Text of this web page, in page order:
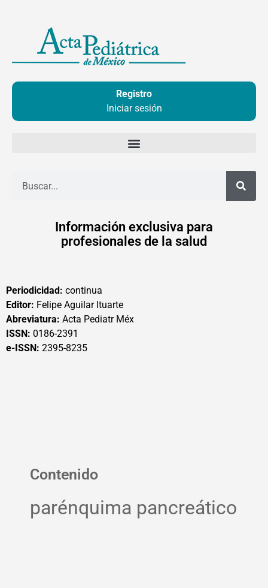
contenido
Registro
Iniciar sesión
Información exclusiva para
profesionales de la salud
Periodicidad: continua
Editor: Felipe Aguilar Ituarte
Abreviatura: Acta Pediatr Méx
ISSN: 0186-2391
e-ISSN: 2395-8235
Contenido
parénquima pancreático